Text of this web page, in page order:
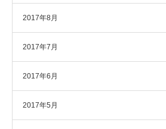
2017年8月
2017年7月
2017年6月
2017年5月